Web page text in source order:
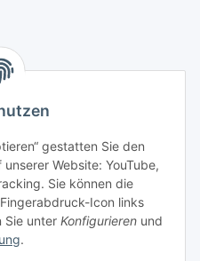
gestatten Sie den
Website: YouTube,
Sie können die
Icon links
Sie unter Konfigurieren und
.
4